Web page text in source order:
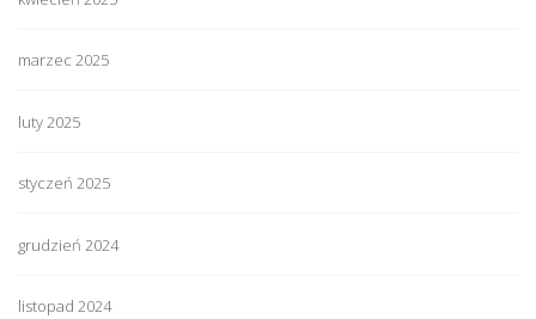
marzec 2025
luty 2025
styczeń 2025
grudzień 2024
listopad 2024